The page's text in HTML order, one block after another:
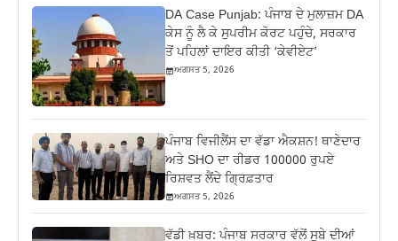
DA Case Punjab: ਪੰਜਾਬ ਦੇ ਮੁਲਾਜ਼ਮ DA
ਕੇਸ ਨੂੰ ਲੈ ਕੇ ਸੁਪਰੀਮ ਕੋਰਟ ਪਹੁੰਚੇ, ਸਰਕਾਰ
ਤੋਂ ਪਹਿਲਾਂ ਦਾਇਰ ਕੀਤੀ ‘ਕੇਵੀਏਟ’
ਅਗਸਤ 5, 2026
ਪੰਜਾਬ ਵਿਜੀਲੈਂਸ ਦਾ ਵੱਡਾ ਐਕਸ਼ਨ! ਥਾਣੇਦਾਰ
ਅਤੇ SHO ਦਾ ਰੀਡਰ 100000 ਰੁਪਏ
ਰਿਸ਼ਵਤ ਲੈਂਦੇ ਗ੍ਰਿਫ਼ਤਾਰ
ਅਗਸਤ 5, 2026
ਵੱਡੀ ਖ਼ਬਰ: ਪੰਜਾਬ ਸਰਕਾਰ ਵੱਲੋਂ ਸੂਬੇ ਦੀਆਂ